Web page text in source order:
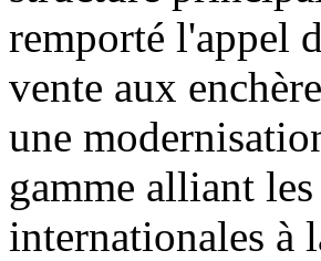
remporté l'appel
vente aux
une
gamme alliant
internationales à